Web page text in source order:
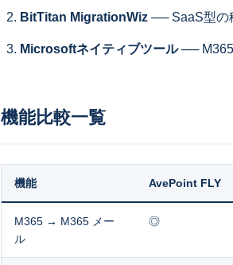
BitTitan MigrationWiz ── SaaS型の
Microsoftネイティブツール── M365
機能比較一覧
機能 AvePoint FLY
M365 → M365 メー
ル
◎